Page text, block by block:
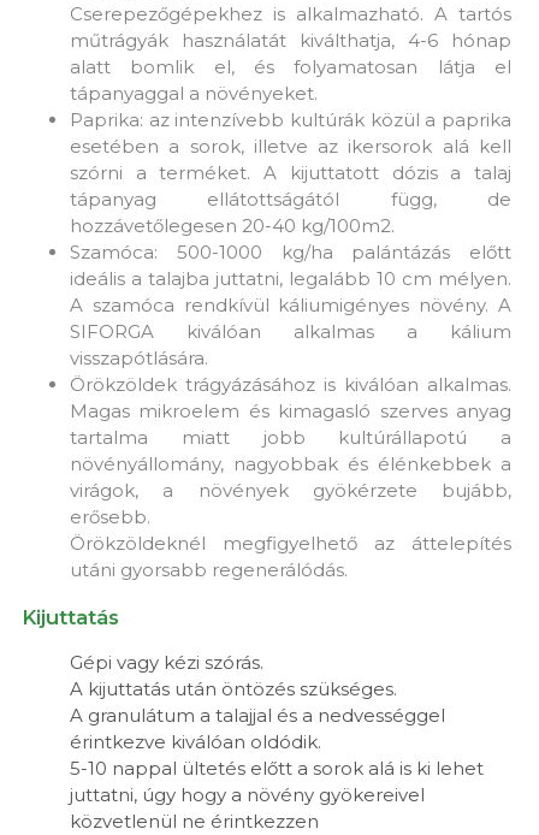
Cserepezőgépekhez is alkalmazható. A tartós
műtrágyák használatát kiválthatja, 4-6 hónap
alatt bomlik el, és folyamatosan látja el
tápanyaggal a növényeket.
Paprika: az intenzívebb kultúrák közül a paprika
esetében a sorok, illetve az ikersorok alá kell
szórni a terméket. A kijuttatott dózis a talaj
tápanyag ellátottságától függ, de
hozzávetőlegesen 20-40 kg/100m2.
Szamóca: 500-1000 kg/ha palántázás előtt
ideális a talajba juttatni, legalább 10 cm mélyen.
A szamóca rendkívül káliumigényes növény. A
SIFORGA kiválóan alkalmas a kálium
visszapótlására.
Örökzöldek trágyázásához is kiválóan alkalmas.
Magas mikroelem és kimagasló szerves anyag
tartalma miatt jobb kultúrállapotú a
növényállomány, nagyobbak és élénkebbek a
virágok, a növények gyökérzete bujább,
erősebb.
Örökzöldeknél megfigyelhető az áttelepítés
utáni gyorsabb regenerálódás.
Kijuttatás
Gépi vagy kézi szórás.
A kijuttatás után öntözés szükséges.
A granulátum a talajjal és a nedvességgel
érintkezve kiválóan oldódik.
5-10 nappal ültetés előtt a sorok alá is ki lehet
juttatni, úgy hogy a növény gyökereivel
közvetlenül ne érintkezzen